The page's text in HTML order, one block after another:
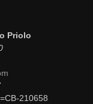
Priolo
=CB-210658